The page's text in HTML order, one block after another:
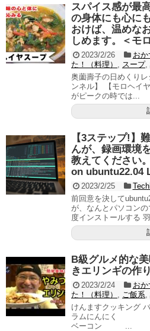
スパイス感が最
の身体にも心に
おけば、温めな
しめます。＜モ
2023/2/26 お
た！（料理）
スープ,
奥薗壽子の日めくり
ンネル】 【モロヘイ
がピークの時では...
【3ステップ!】
んが、録画環境
教えてください
on ubuntu22.04
2023/2/25
前回意を決して
が、なんとパソコン
度インストールする
B級グルメ的な
きエリンギの作
2023/2/24 お
た！（料理）
ご飯系
けんますクッ
ラムにんにく 2
ベーコン ...